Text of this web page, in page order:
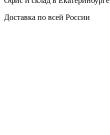
Доставка по всей России